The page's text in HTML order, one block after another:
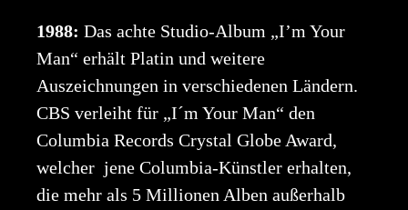
1988: Das achte Studio-Album „I’m Your
Man“ erhält Platin und weitere
Auszeichnungen in verschiedenen Ländern.
CBS verleiht für „I´m Your Man“ den
Columbia Records Crystal Globe Award,
welcher jene Columbia-Künstler erhalten,
die mehr als 5 Millionen Alben außerhalb